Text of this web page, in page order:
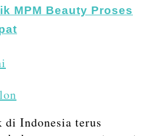
dengan
Cepat
MPM Beauty Proses
Indonesia terus